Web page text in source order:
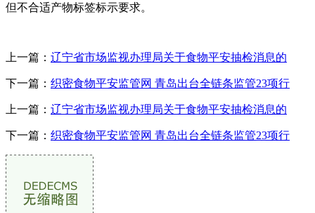
但不合适产物标签标示要求。
上一篇： 辽宁省市场监视办理局关于食物平安抽检消息的
下一篇： 织密食物平安监管网 青岛出台全链条监管23项行
上一篇： 辽宁省市场监视办理局关于食物平安抽检消息的
下一篇： 织密食物平安监管网 青岛出台全链条监管23项行